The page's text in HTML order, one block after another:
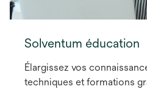
Solventum éducation
Élargissez vos
techniques et formations